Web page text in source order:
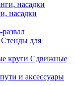
насадки
Стенды для
Сдвижные
и аксессуары